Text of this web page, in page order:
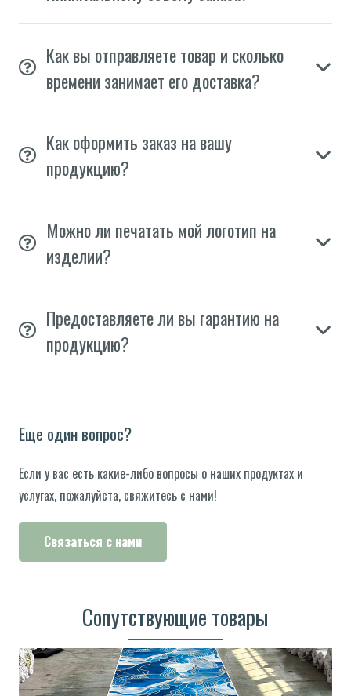
Как вы отправляете товар и сколько
времени занимает его доставка?
Как оформить заказ на вашу
продукцию?
Можно ли печатать мой логотип на
изделии?
Предоставляете ли вы гарантию на
продукцию?
Еще один вопрос?
Если у вас есть какие-либо вопросы о наших продуктах и ​​
услугах, пожалуйста, свяжитесь с нами!
Связаться с нами
Сопутствующие товары